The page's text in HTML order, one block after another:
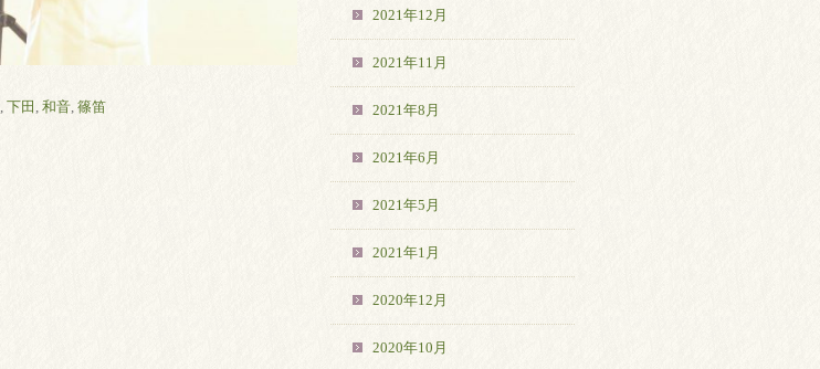
, 下田 , 和音, 篠笛
2021年12月
2021年11月
2021年8月
2021年6月
2021年5月
2021年1月
2020年12月
2020年10月